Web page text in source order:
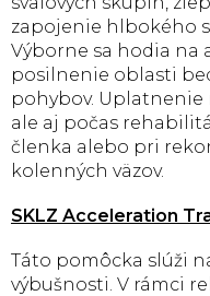
zapojenie hlbokého
Výborne sa hodia na
posilnenie oblasti
pohybov.
ale aj počas
členka alebo pri
kolenných väzov.
SKLZ Acceleration
Táto pomôcka slúži
výbušnosti. V rámci